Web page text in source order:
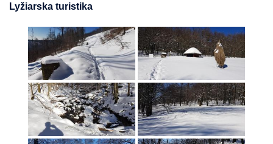
Lyžiarska turistika